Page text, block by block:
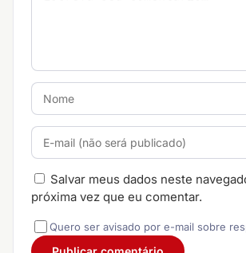
Salvar meus dados neste
próxima vez que eu comentar.
Quero ser avisado por e-mail sobre